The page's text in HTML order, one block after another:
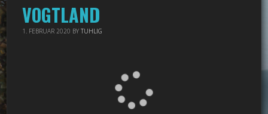
VOGTLAND
1. FEBRUAR 2020 BYTUHLIG